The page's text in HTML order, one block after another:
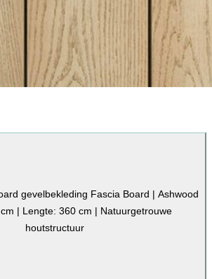
gevelbekleding Fascia Board | Ashwood
| Lengte: 360 cm | Natuurgetrouwe
houtstructuur